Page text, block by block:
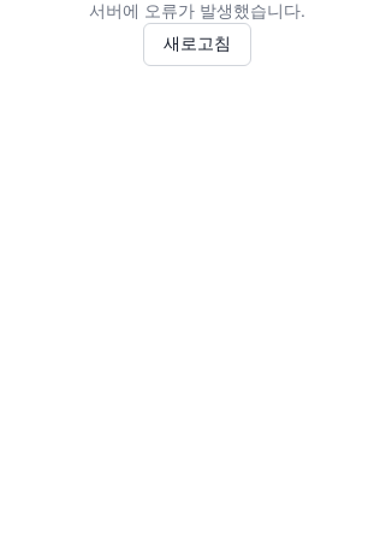
서버에 오류가 발생했습니다.
새로고침